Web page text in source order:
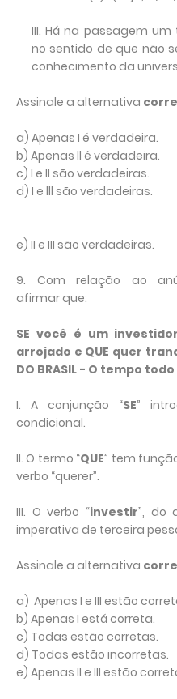
III. Há na passagem
no sentido de que não
conhecimento da
Assinale a alternativa
a) Apenas I é verdadeira.
b) Apenas II é verdadeira.
c) I e II são verdadeiras.
d) I e lll são verdadeiras.
e) II e III são verdadeiras.
9. Com relação ao
afirmar que:
SE você é um
arrojado e QUE quer
DO BRASIL - O tempo
I. A conjunção “SE”
condicional.
II. O termo “QUE” tem
verbo “querer”.
III. O verbo “investir”, do
imperativa de terceira
Assinale a alternativa
a) Apenas I e III estão
b) Apenas I está correta.
c) Todas estão corretas.
d) Todas estão incorretas.
e) Apenas II e III estão